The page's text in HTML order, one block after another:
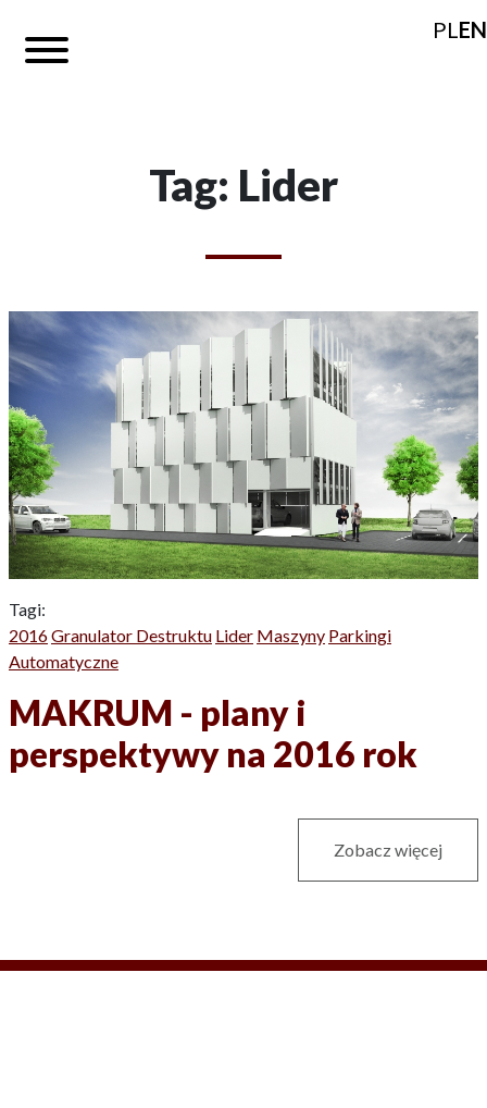
PLEN
Tag: Lider
Tagi:
2016Granulator Destruktu Lider Maszyny Parkingi
Automatyczne
MAKRUM - plany i
perspektywy na 2016 rok
Zobacz więcej